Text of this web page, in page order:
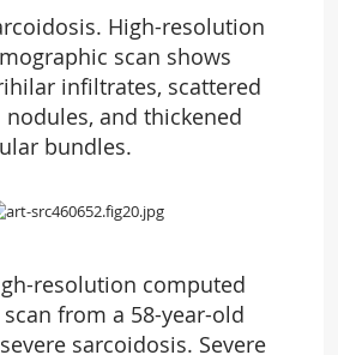
High-resolution
scan shows
infiltrates, scattered
and thickened
bundles.
resolution computed
from a 58-year-old
sarcoidosis. Severe